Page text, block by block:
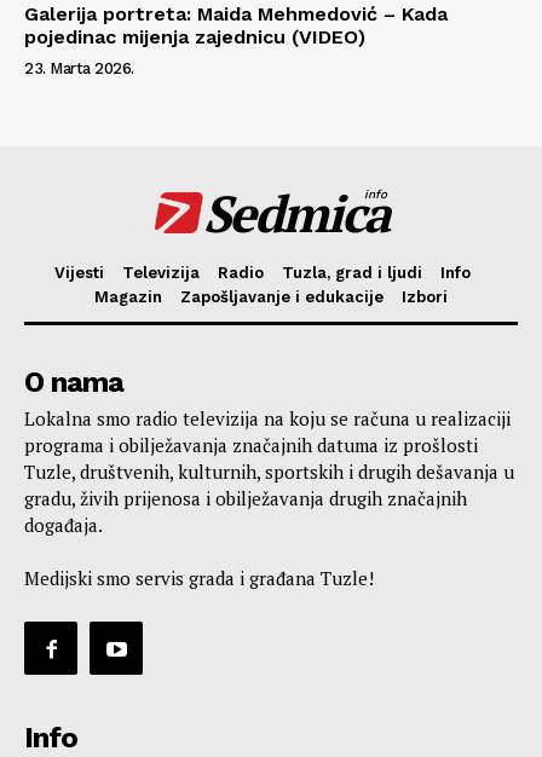
Galerija portreta: Maida Mehmedović – Kada
pojedinac mijenja zajednicu (VIDEO)
23. Marta 2026.
Sedmica
info
Vijesti Televizija Radio Tuzla, grad i ljudi
Info
Magazin
Zapošljavanje i edukacije Izbori
O nama
Lokalna smo radio televizija na koju se računa u realizaciji
programa i obilježavanja značajnih datuma iz prošlosti
Tuzle, društvenih, kulturnih, sportskih i drugih dešavanja u
gradu, živih prijenosa i obilježavanja drugih značajnih
događaja.
Medijski smo servis grada i građana Tuzle!
Info